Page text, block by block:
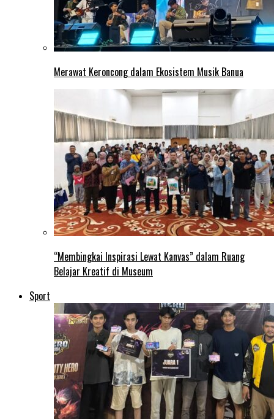
Merawat Keroncong dalam Ekosistem Musik Banua
“Membingkai Inspirasi Lewat Kanvas” dalam Ruang
Belajar Kreatif di Museum
Sport